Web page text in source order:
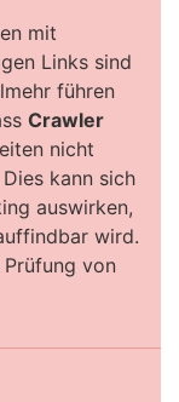
mit
Links sind
führen
Crawler
nicht
kann sich
auswirken,
wird.
von